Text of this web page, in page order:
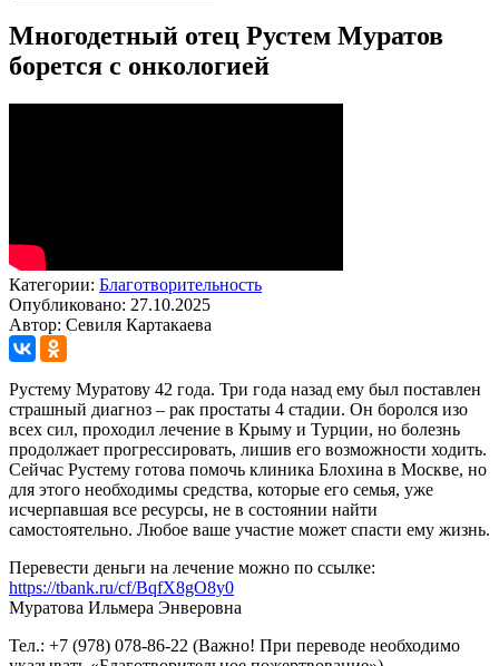
Многодетный отец Рустем Муратов
борется с онкологией
Категории: Благотворительность
Опубликовано: 27.10.2025
Автор: Севиля Картакаева
Рустему Муратову 42 года. Три года назад ему был поставлен
страшный диагноз – рак простаты 4 стадии. Он боролся изо
всех сил, проходил лечение в Крыму и Турции, но болезнь
продолжает прогрессировать, лишив его возможности ходить.
Сейчас Рустему готова помочь клиника Блохина в Москве, но
для этого необходимы средства, которые его семья, уже
исчерпавшая все ресурсы, не в состоянии найти
самостоятельно. Любое ваше участие может спасти ему жизнь.
Перевести деньги на лечение можно по ссылке:
https://tbank.ru/cf/BqfX8gO8y0
Муратова Ильмера Энверовна
Тел.: +7 (978) 078-86-22 (Важно! При переводе необходимо